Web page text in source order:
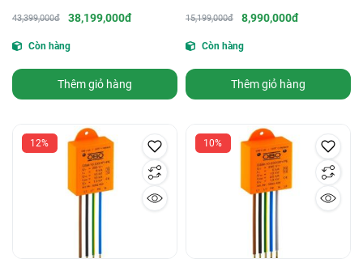
43,399,000đ 38,199,000đ
Còn hàng
Thêm giỏ hàng
15,199,000đ 8,990,000đ
Còn hàng
Thêm giỏ hàng
12% 10%